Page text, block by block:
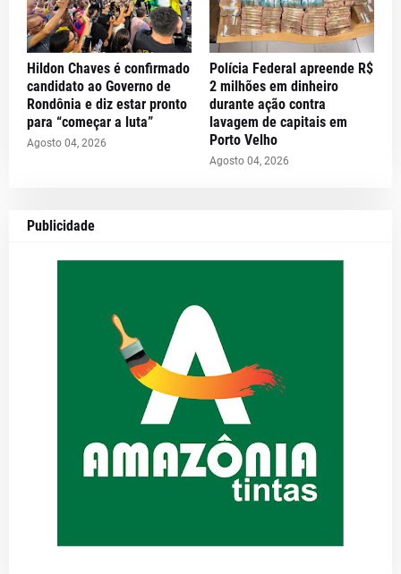
Hildon Chaves é confirmado
candidato ao Governo de
Rondônia e diz estar pronto
para “começar a luta”
Agosto 04, 2026
Polícia Federal apreende R$
2 milhões em dinheiro
durante ação contra
lavagem de capitais em
Porto Velho
Agosto 04, 2026
Publicidade